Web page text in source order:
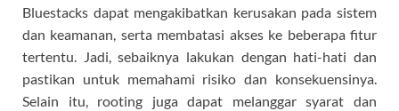
Bluestacks dapat mengakibatkan kerusakan pada sistem
dan keamanan, serta membatasi akses ke beberapa fitur
tertentu. Jadi, sebaiknya lakukan dengan hati-hati dan
pastikan untuk memahami risiko dan konsekuensinya.
Selain itu, rooting juga dapat melanggar syarat dan